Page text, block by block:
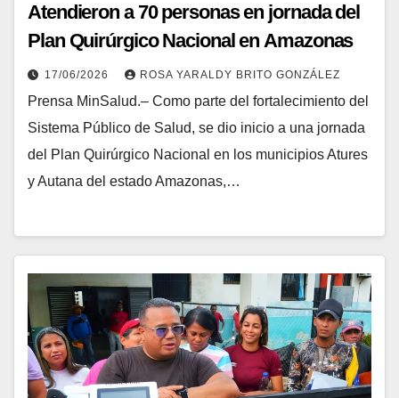
Atendieron a 70 personas en jornada del
Plan Quirúrgico Nacional en Amazonas
17/06/2026 ROSA YARALDY BRITO GONZÁLEZ
Prensa MinSalud.– Como parte del fortalecimiento del
Sistema Público de Salud, se dio inicio a una jornada
del Plan Quirúrgico Nacional en los municipios Atures
y Autana del estado Amazonas,…